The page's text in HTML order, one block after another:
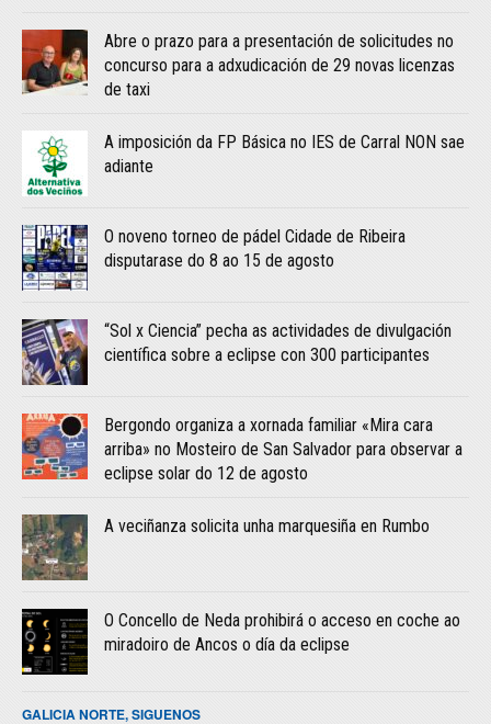
Abre o prazo para a presentación de solicitudes no
concurso para a adxudicación de 29 novas licenzas
de taxi
A imposición da FP Básica no IES de Carral NON sae
adiante
O noveno torneo de pádel Cidade de Ribeira
disputarase do 8 ao 15 de agosto
“Sol x Ciencia” pecha as actividades de divulgación
científica sobre a eclipse con 300 participantes
Bergondo organiza a xornada familiar «Mira cara
arriba» no Mosteiro de San Salvador para observar a
eclipse solar do 12 de agosto
A veciñanza solicita unha marquesiña en Rumbo
O Concello de Neda prohibirá o acceso en coche ao
miradoiro de Ancos o día da eclipse
GALICIA NORTE, SIGUENOS